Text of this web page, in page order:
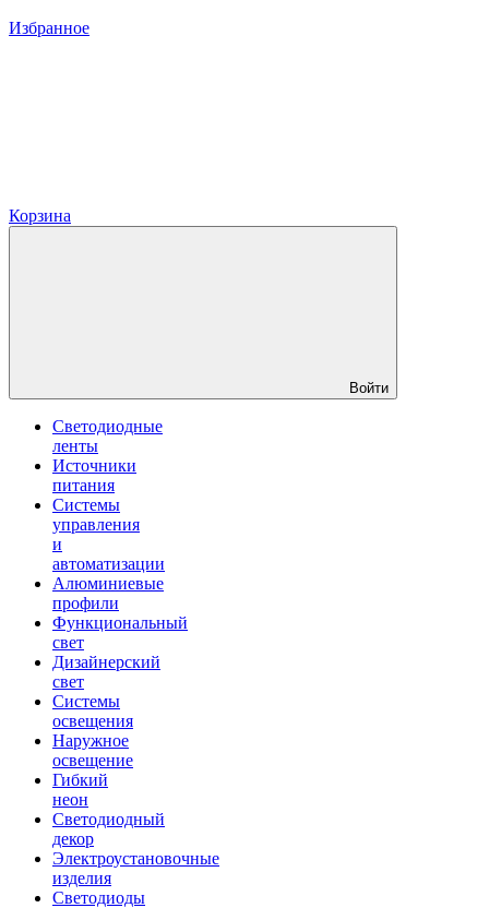
Избранное
Корзина
Войти
Светодиодные
ленты
Источники
питания
Системы
управления
и
автоматизации
Алюминиевые
профили
Функциональный
свет
Дизайнерский
свет
Системы
освещения
Наружное
освещение
Гибкий
неон
Светодиодный
декор
Электроустановочные
изделия
Светодиоды